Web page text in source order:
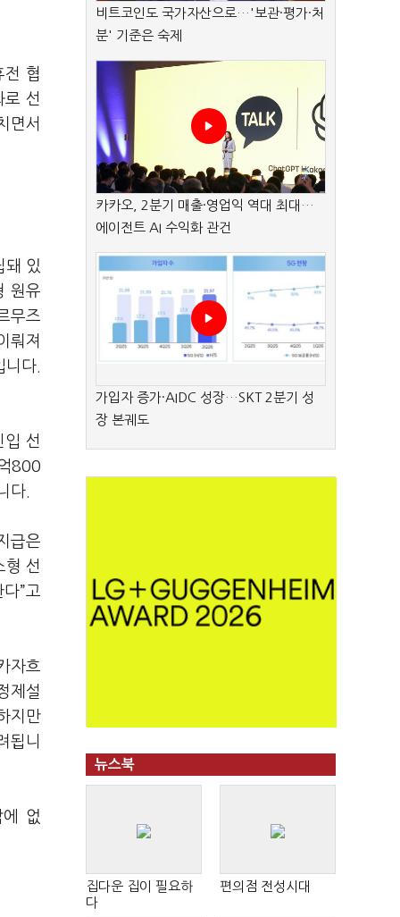
전 협
로 선
면서
돼 있
원유
무즈
뤄져
다.
입 선
800
다.
급은
형 선
”고
자흐
제설
지만
됩니
에 없
비트코인도 국가자산으로…'보관·평가·처
분' 기준은 숙제
카카오, 2분기 매출·영업익 역대 최대…
에이전트 AI 수익화 관건
가입자 증가·AIDC 성장…SKT 2분기 성
장 본궤도
뉴스북
집다운 집이 필요하
다
편의점 전성시대